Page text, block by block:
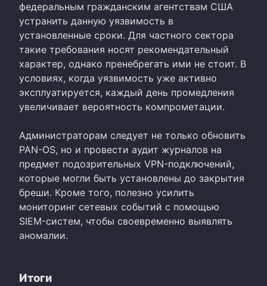
федеральным гражданским агентствам США
устранить данную уязвимость в
установленные сроки. Для частного сектора
такие требования носят рекомендательный
характер, однако пренебрегать ими не стоит. В
условиях, когда уязвимость уже активно
эксплуатируется, каждый день промедления
увеличивает вероятность компрометации.
Администраторам следует не только обновить
PAN-OS, но и провести аудит журналов на
предмет подозрительных VPN-подключений,
которые могли быть установлены до закрытия
бреши. Кроме того, полезно усилить
мониторинг сетевых событий с помощью
SIEM-систем, чтобы своевременно выявлять
аномалии.
Итоги